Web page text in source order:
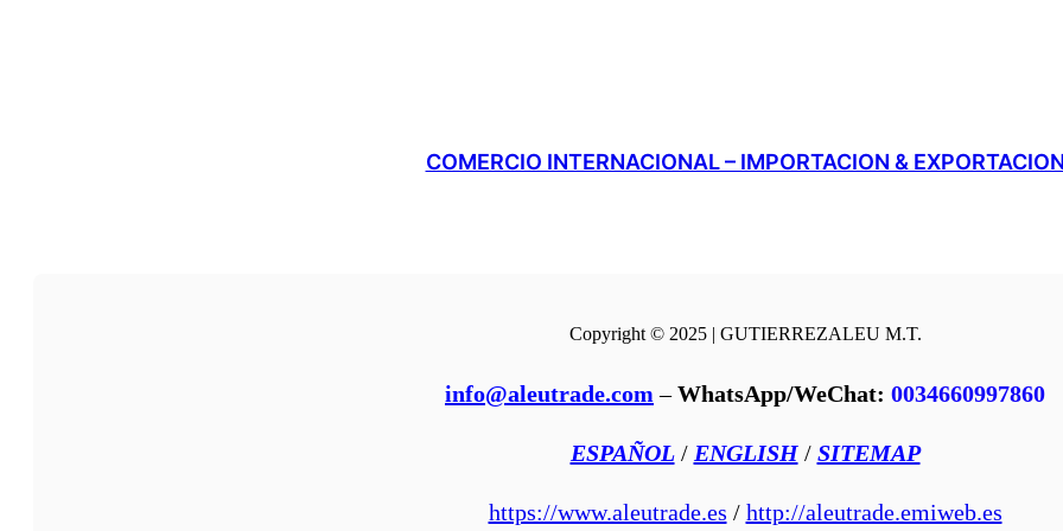
COMERCIO INTERNACIONAL – IMPORTACION &
Copyright © 2025 | GUTIERREZALEU M.T.
info@aleutrade.com –WhatsApp/WeChat: 0034660997860
ESPAÑOL/ ENGLISH/ SITEMAP
https://www.aleutrade.es / http://aleutrade.emiweb.es